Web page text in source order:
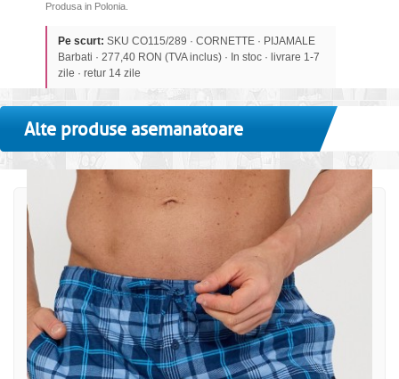
Produsa in Polonia.
Pe scurt: SKU CO115/289 · CORNETTE · PIJAMALE
Barbati · 277,40 RON (TVA inclus) · In stoc · livrare 1-7
zile · retur 14 zile
Alte produse asemanatoare